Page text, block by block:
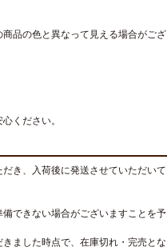
品の色と異なって見える場合がござ
ください。
き、入荷後に発送させていただいて
できない場合がございますことを予
ました時点で、在庫切れ・完売とな